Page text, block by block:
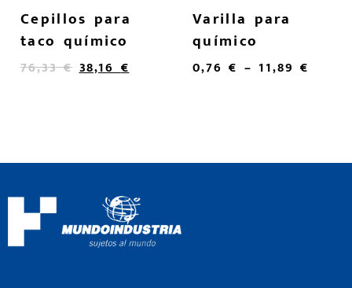
Cepillos para
taco químico
76,33€ 38,16€
Varilla para
químico
0,76€ – 11,89€